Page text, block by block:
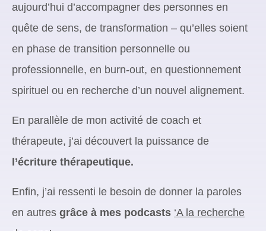
aujourd’hui d’accompagner des personnes en
quête de sens, de transformation – qu’elles soient
en phase de transition personnelle ou
professionnelle, en burn-out, en questionnement
spirituel ou en recherche d’un nouvel alignement.
En parallèle de mon activité de coach et
thérapeute, j’ai découvert la puissance de
l’écriture thérapeutique.
Enfin, j’ai ressenti le besoin de donner la paroles
en autres grâce à mes podcasts ‘A la recherche